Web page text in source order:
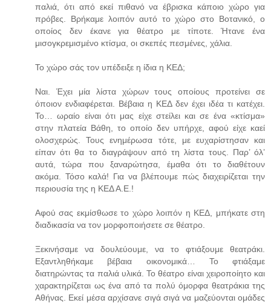
παλιά, ότι από εκεί πιθανό να έβρισκα κάποιο χώρο για
πρόβες. Βρήκαμε λοιπόν αυτό το χώρο στο Βοτανικό, ο
οποίος δεν έκανε για θέατρο με τίποτε. Ήτανε ένα
μισογκρεμισμένο κτίσμα, οι σκεπές πεσμένες, χάλια.
Το χώρο σάς τον υπέδειξε η ίδια η ΚΕΔ;
Ναι. Έχει μία λίστα χώρων τους οποίους προτείνει σε
όποιον ενδιαφέρεται. Βέβαια η ΚΕΔ δεν έχει ιδέα τι κατέχει.
Το… ωραίο είναι ότι μας είχε στείλει και σε ένα «κτίσμα»
στην πλατεία Βάθη, το οποίο δεν υπήρχε, αφού είχε καεί
ολοσχερώς. Τους ενημέρωσα τότε, με ευχαρίστησαν και
είπαν ότι θα το διαγράψουν από τη λίστα τους. Παρ’ όλ’
αυτά, τώρα που ξαναρώτησα, έμαθα ότι το διαθέτουν
ακόμα. Τόσο καλά! Για να βλέπουμε πώς διαχειρίζεται την
περιουσία της η ΚΕΔ Α.Ε.!
Αφού σας εκμίσθωσε το χώρο λοιπόν η ΚΕΔ, μπήκατε στη
διαδικασία να τον μορφοποιήσετε σε θέατρο.
Ξεκινήσαμε να δουλεύουμε, να το φτιάξουμε θεατράκι.
Εξαντληθήκαμε βέβαια οικονομικά… Το φτιάξαμε
διατηρώντας τα παλιά υλικά. Το θέατρο είναι χειροποίητο και
χαρακτηρίζεται ως ένα από τα πολύ όμορφα θεατράκια της
Αθήνας. Εκεί μέσα αρχίσανε σιγά σιγά να μαζεύονται ομάδες